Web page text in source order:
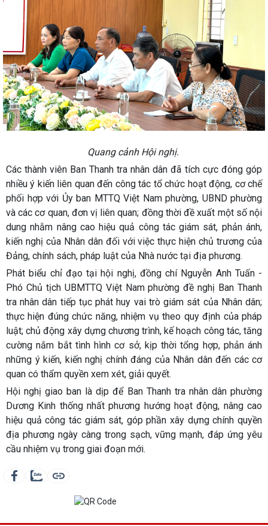
Quang cảnh Hội nghị.
Các thành viên Ban Thanh tra nhân dân đã tích cực đóng góp
nhiều ý kiến liên quan đến công tác tổ chức hoạt động, cơ chế
phối hợp với Ủy ban MTTQ Việt Nam phường, UBND phường
và các cơ quan, đơn vị liên quan; đồng thời đề xuất một số nội
dung nhằm nâng cao hiệu quả công tác giám sát, phản ánh,
kiến nghị của Nhân dân đối với việc thực hiện chủ trương của
Đảng, chính sách, pháp luật của Nhà nước tại địa phương.
Phát biểu chỉ đạo tại hội nghị, đồng chí Nguyễn Anh Tuấn -
Phó Chủ tịch UBMTTQ Việt Nam phường đề nghị Ban Thanh
tra nhân dân tiếp tục phát huy vai trò giám sát của Nhân dân;
thực hiện đúng chức năng, nhiệm vụ theo quy định của pháp
luật; chủ động xây dựng chương trình, kế hoạch công tác, tăng
cường nắm bắt tình hình cơ sở, kịp thời tổng hợp, phản ánh
những ý kiến, kiến nghị chính đáng của Nhân dân đến các cơ
quan có thẩm quyền xem xét, giải quyết.
Hội nghị giao ban là dịp để Ban Thanh tra nhân dân phường
Dương Kinh thống nhất phương hướng hoạt động, nâng cao
hiệu quả công tác giám sát, góp phần xây dựng chính quyền
địa phương ngày càng trong sạch, vững mạnh, đáp ứng yêu
cầu nhiệm vụ trong giai đoạn mới.